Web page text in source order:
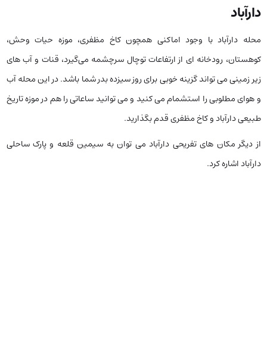
دارآباد
محله دارآباد با وجود اماکنی همچون کاخ مظفری، موزه حیات وحش،
کوهستان، رودخانه ای از ارتفاعات توچال سرچشمه می‌گیرد، قنات و آب های
زیر زمینی می تواند گزینه خوبی برای روز سیزده بدر شما باشد. در این محله آب
و هوای مطلوبی را استشمام می کنید و می توانید ساعاتی را هم در موزه تاریخ
طبیعی دارآباد و کاخ مظفری قدم بگذارید.
از دیگر مکان های تفریحی دارآباد می توان به سیمین قلعه و پارک ساحلی
دارآباد اشاره کرد.